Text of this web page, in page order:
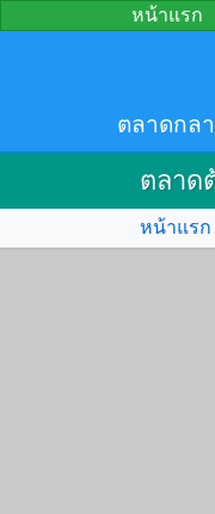
หน้าแรก
ตลาดกล
ตลาด
หน้าแรก